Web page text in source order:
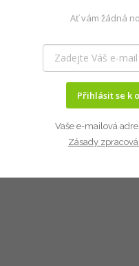
Ať vám žádná
Přihlásit se k
Vaše e-mailová
Zásady